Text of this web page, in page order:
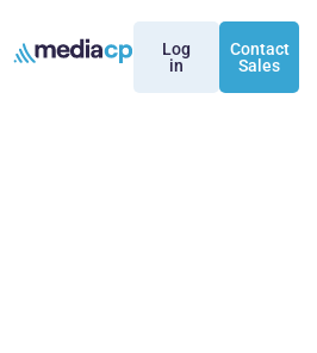
Log
in
Contact
Sales